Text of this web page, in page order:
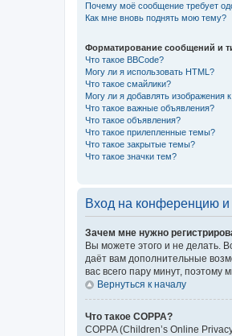
Почему моё сообщение требует
Как мне вновь поднять мою тему?
Форматирование сообщений и
Что такое BBCode?
Могу ли я использовать HTML?
Что такое смайлики?
Могу ли я добавлять изображения
Что такое важные объявления?
Что такое объявления?
Что такое прилепленные темы?
Что такое закрытые темы?
Что такое значки тем?
Вход на конференцию и
Зачем мне нужно
Вы можете этого и не делать.
даёт вам дополнительные
вас всего пару минут, поэтому
Вернуться к началу
Что такое COPPA?
COPPA (Children’s Online